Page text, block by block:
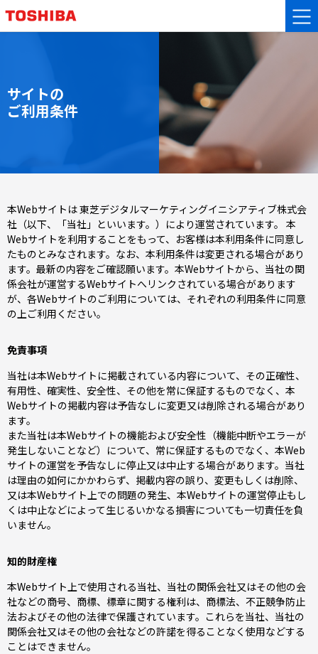
サイトの
ご利用条件
本Webサイトは 東芝デジタルマーケティングイニシアティブ株式会
社（以下、「当社」といいます。）により運営されています。 本
Webサイトを利用することをもって、お客様は本利用条件に同意し
たものとみなされます。なお、本利用条件は変更される場合があり
ます。最新の内容をご確認願います。本Webサイトから、当社の関
係会社が運営するWebサイトへリンクされている場合があります
が、各Webサイトのご利用については、それぞれの利用条件に同意
の上ご利用ください。
免責事項
当社は本Webサイトに掲載されている内容について、その正確性、
有用性、確実性、安全性、その他を常に保証するものでなく、本
Webサイトの掲載内容は予告なしに変更又は削除される場合があり
ます。
また当社は本Webサイトの機能および安全性（機能中断やエラーが
発生しないことなど）について、常に保証するものでなく、本Web
サイトの運営を予告なしに停止又は中止する場合があります。当社
は理由の如何にかかわらず、掲載内容の誤り、変更もしくは削除、
又は本Webサイト上での問題の発生、本Webサイトの運営停止もし
くは中止などによって生じるいかなる損害についても一切責任を負
いません。
知的財産権
本Webサイト上で使用される当社、当社の関係会社又はその他の会
社などの商号、商標、標章に関する権利は、商標法、不正競争防止
法およびその他の法律で保護されています。これらを当社、当社の
関係会社又はその他の会社などの許諾を得ることなく使用などする
ことはできません。